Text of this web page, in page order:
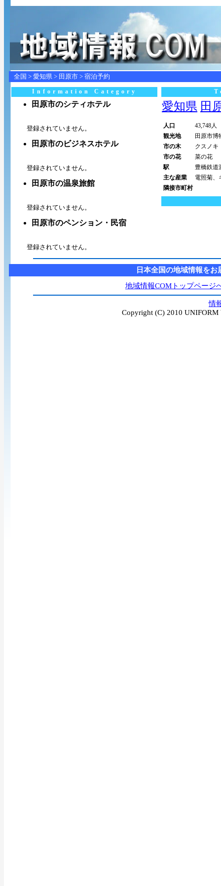
全国 > 愛知県 > 田原市 > 宿泊予約
Information Category
田原市のシティホテル
登録されていません。
田原市のビジネスホテル
登録されていません。
田原市の温泉旅館
登録されていません。
田原市のペンション・民宿
登録されていません。
愛知県 田
人口
43,748人
観光地
田原市博
市の木
クスノキ
市の花
菜の花
駅
豊橋鉄道
主な産業
電照菊、
隣接市町村
日本全国の地域情報をお
地域情報COMトップページ
情
Copyright (C) 2010